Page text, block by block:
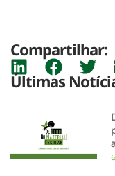
Compartilhar:
Últimas